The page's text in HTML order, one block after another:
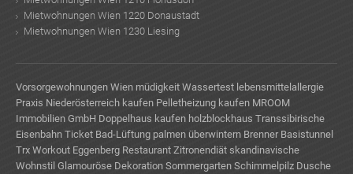
Mietwohnungen Wien 1220 Donaustadt
Mietwohnungen Wien 1230 Liesing
Vorsorgewohnungen Wien müdigkeit Wassertest lebensmittelallergie
Praxis Niederösterreich kaufen Pelletheizung kaufen MROOM
Immobilien GmbH Doppelhaus kaufen holzblockhaus Transsibirische
Eisenbahn Ticket Bad-Lüftung palmen überwintern Brenner Basistunnel
Trx Workout Eggenberg Restaurant Zitronendiät skandinavische
Wohnstil Glamouröse Dekoration Sommergarten Schimmelpilz Dusche